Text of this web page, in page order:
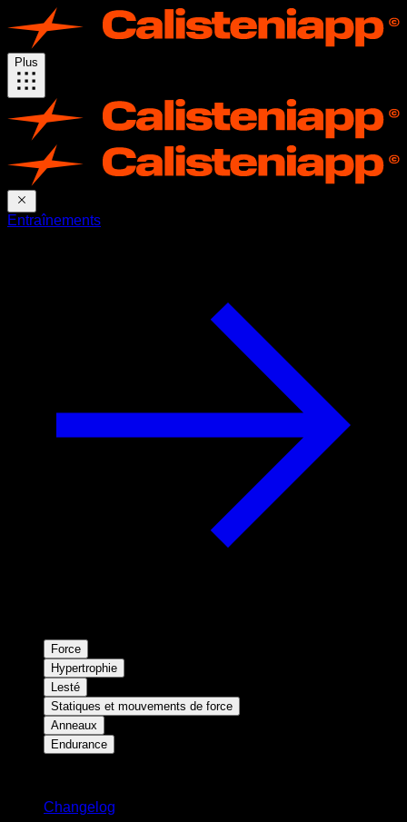
Plus
Entraînements
Force
Hypertrophie
Lesté
Statiques et mouvements de force
Anneaux
Endurance
Changelog